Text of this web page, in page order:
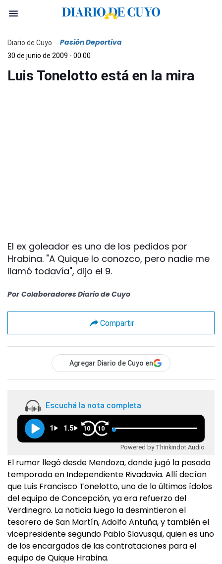
Diario de Cuyo Pasión Deportiva
30 de junio de 2009 - 00:00
Luis Tonelotto está en la mira
El ex goleador es uno de los pedidos por
Hrabina. "A Quique lo conozco, pero nadie me
llamó todavía", dijo el 9.
Por Colaboradores Diario de Cuyo
Compartir
Agregar Diario de Cuyo en
Escuchá la nota completa
1 1.5 10 10
Powered by Thinkindot Audio
El rumor llegó desde Mendoza, donde jugó la pasada
temporada en Independiente Rivadavia. Allí decían
que Luis Francisco Tonelotto, uno de lo últimos ídolos
del equipo de Concepción, ya era refuerzo del
Verdinegro. La noticia luego la desmintieron el
tesorero de San Martín, Adolfo Antuña, y también el
vicepresidente segundo Pablo Slavusqui, quien es uno
de los encargados de las contrataciones para el
equipo de Quique Hrabina.